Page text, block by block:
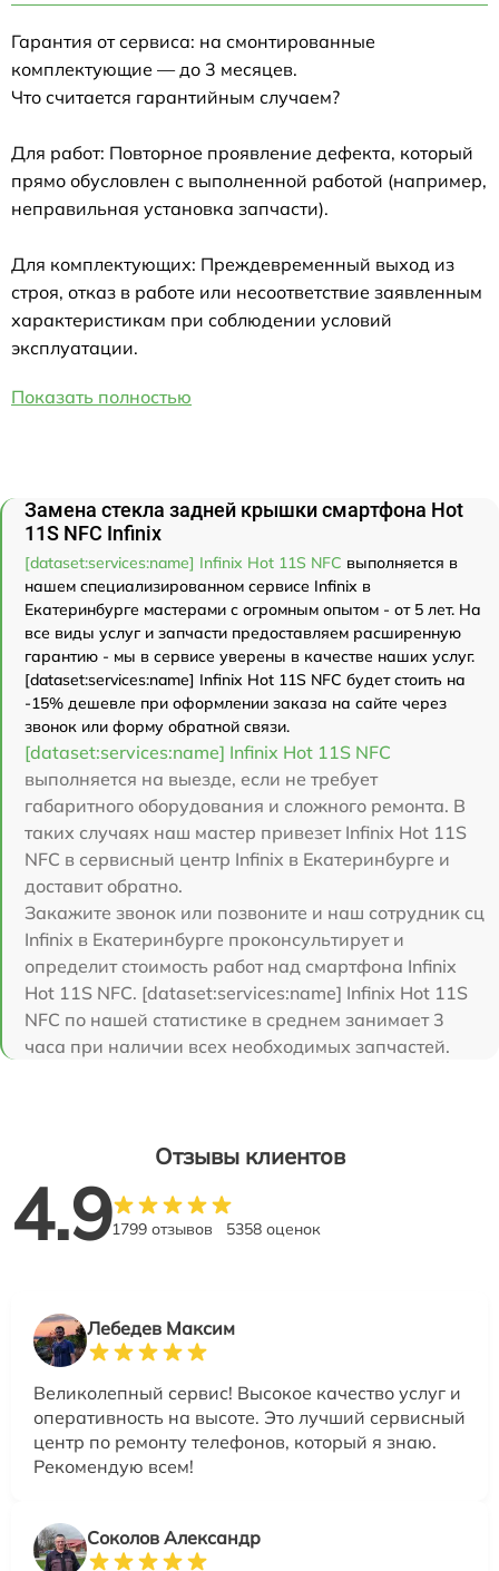
Гарантия от сервиса: на смонтированные
комплектующие — до 3 месяцев.
Что считается гарантийным случаем?
Для работ: Повторное проявление дефекта, который
прямо обусловлен с выполненной работой (например,
неправильная установка запчасти).
Для комплектующих: Преждевременный выход из
строя, отказ в работе или несоответствие заявленным
характеристикам при соблюдении условий
эксплуатации.
Показать полностью
Замена стекла задней крышки смартфона Hot
11S NFC Infinix
[dataset:services:name] Infinix Hot 11S NFC выполняется в
нашем специализированном сервисе Infinix в
Екатеринбурге мастерами с огромным опытом - от 5 лет. На
все виды услуг и запчасти предоставляем расширенную
гарантию - мы в сервисе уверены в качестве наших услуг.
[dataset:services:name] Infinix Hot 11S NFC будет стоить на
-15% дешевле при оформлении заказа на сайте через
звонок или форму обратной связи.
[dataset:services:name] Infinix Hot 11S NFC
выполняется на выезде, если не требует
габаритного оборудования и сложного ремонта. В
таких случаях наш мастер привезет Infinix Hot 11S
NFC в сервисный центр Infinix в Екатеринбурге и
доставит обратно.
Закажите звонок или позвоните и наш сотрудник сц
Infinix в Екатеринбурге проконсультирует и
определит стоимость работ над смартфона Infinix
Hot 11S NFC. [dataset:services:name] Infinix Hot 11S
NFC по нашей статистике в среднем занимает 3
часа при наличии всех необходимых запчастей.
Отзывы клиентов
4.91799 отзывов 5358 оценок
Лебедев Максим
Великолепный сервис! Высокое качество услуг и
оперативность на высоте. Это лучший сервисный
центр по ремонту телефонов, который я знаю.
Рекомендую всем!
Соколов Александр